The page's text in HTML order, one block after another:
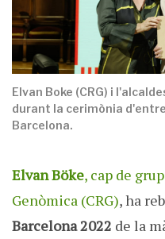
Elvan Boke (CRG) i
durant la cerimònia
Barcelona.
Elvan Böke, cap de grup
Genòmica (CRG), ha
Barcelona 2022 de la